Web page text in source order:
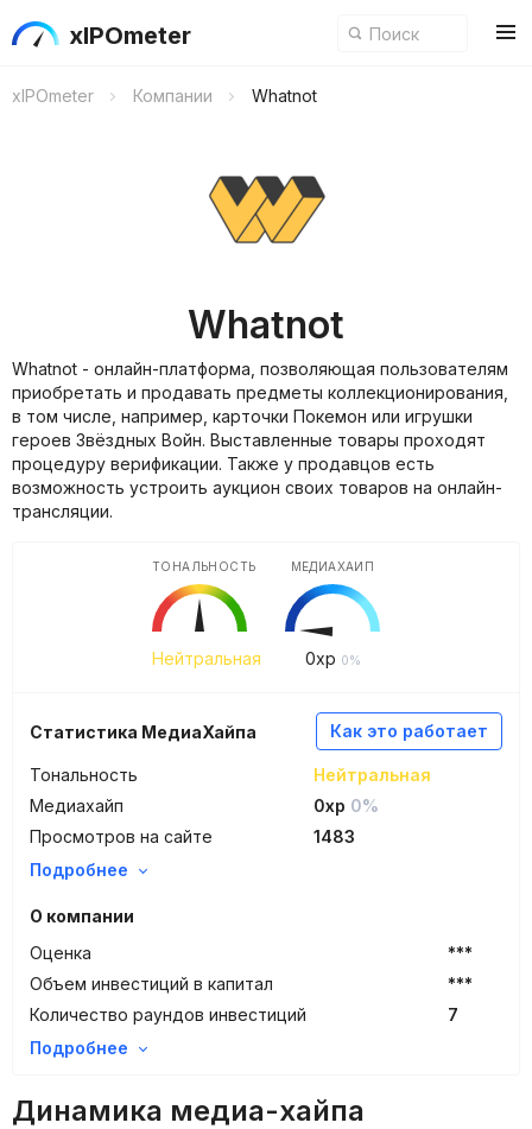
xIPOmeter
xIPOmeter Компании Whatnot
Whatnot
Whatnot - онлайн-платформа, позволяющая пользователям
приобретать и продавать предметы коллекционирования,
в том числе, например, карточки Покемон или игрушки
героев Звёздных Войн. Выставленные товары проходят
процедуру верификации. Также у продавцов есть
возможность устроить аукцион своих товаров на онлайн-
трансляции.
Нейтральная
ТОНАЛЬНОСТЬ
0xp 0%
МЕДИАХАЙП
Как это работает
Статистика МедиаХайпа
Тональность
Нейтральная
Медиахайп
0xp 0%
Просмотров на сайте
1483
Подробнее
О компании
Оценка
***
Объем инвестиций в капитал
***
Количество раундов инвестиций
7
Подробнее
Динамика медиа-хайпа